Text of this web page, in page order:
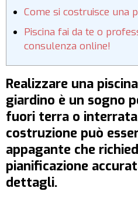
Come si costruisce una
Piscina fai da te o
consulenza online!
Realizzare una
giardino è un sogno
fuori terra o
costruzione può
appagante che
pianificazione
dettagli.